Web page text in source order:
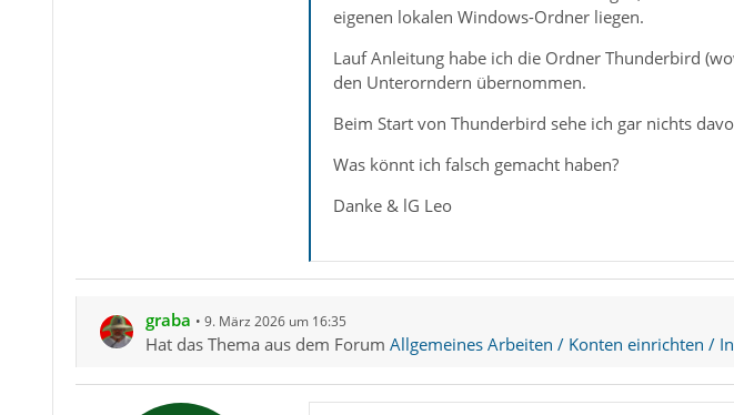
eigenen lokalen Windows-Ordner liegen.
Lauf Anleitung habe ich die Ordner Thunderbird
den Unterorndern übernommen.
Beim Start von Thunderbird sehe ich gar nichts
Was könnt ich falsch gemacht haben?
Danke & lG Leo
graba 9. März 2026 um 16:35
Hat das Thema aus dem Forum Allgemeines Arbeiten / Konten einrichten /